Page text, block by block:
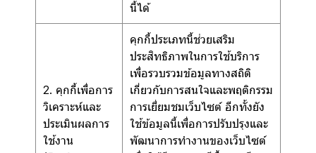
นี้ได้
2. คุกกี้เพื่อการ
วิเคราะห์และ
ประเมินผลการ
ใช้งาน
คุกกี้ประเภทนี้ช่วยเสริม
ประสิทธิภาพในการใช้บริการ
เพื่อรวบรวมข้อมูลทางสถิติ
เกี่ยวกับการสนใจและพฤติกรรม
การเยี่ยมชมเว็บไซต์ อีกทั้งยัง
ใช้ข้อมูลนี้เพื่อการปรับปรุงและ
พัฒนาการทำงานของเว็บไซต์